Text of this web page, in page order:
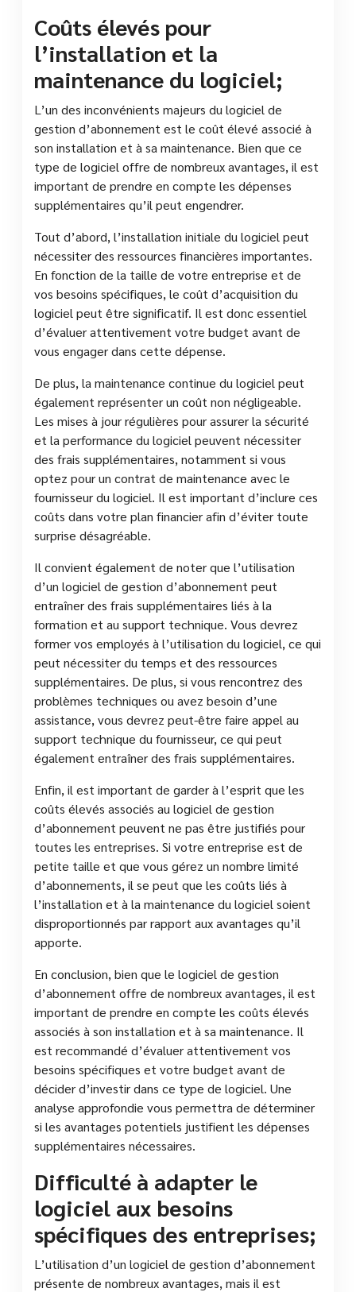
Coûts élevés pour
l’installation et la
maintenance du logiciel;
L’un des inconvénients majeurs du logiciel de
gestion d’abonnement est le coût élevé associé à
son installation et à sa maintenance. Bien que ce
type de logiciel offre de nombreux avantages, il est
important de prendre en compte les dépenses
supplémentaires qu’il peut engendrer.
Tout d’abord, l’installation initiale du logiciel peut
nécessiter des ressources financières importantes.
En fonction de la taille de votre entreprise et de
vos besoins spécifiques, le coût d’acquisition du
logiciel peut être significatif. Il est donc essentiel
d’évaluer attentivement votre budget avant de
vous engager dans cette dépense.
De plus, la maintenance continue du logiciel peut
également représenter un coût non négligeable.
Les mises à jour régulières pour assurer la sécurité
et la performance du logiciel peuvent nécessiter
des frais supplémentaires, notamment si vous
optez pour un contrat de maintenance avec le
fournisseur du logiciel. Il est important d’inclure ces
coûts dans votre plan financier afin d’éviter toute
surprise désagréable.
Il convient également de noter que l’utilisation
d’un logiciel de gestion d’abonnement peut
entraîner des frais supplémentaires liés à la
formation et au support technique. Vous devrez
former vos employés à l’utilisation du logiciel, ce qui
peut nécessiter du temps et des ressources
supplémentaires. De plus, si vous rencontrez des
problèmes techniques ou avez besoin d’une
assistance, vous devrez peut-être faire appel au
support technique du fournisseur, ce qui peut
également entraîner des frais supplémentaires.
Enfin, il est important de garder à l’esprit que les
coûts élevés associés au logiciel de gestion
d’abonnement peuvent ne pas être justifiés pour
toutes les entreprises. Si votre entreprise est de
petite taille et que vous gérez un nombre limité
d’abonnements, il se peut que les coûts liés à
l’installation et à la maintenance du logiciel soient
disproportionnés par rapport aux avantages qu’il
apporte.
En conclusion, bien que le logiciel de gestion
d’abonnement offre de nombreux avantages, il est
important de prendre en compte les coûts élevés
associés à son installation et à sa maintenance. Il
est recommandé d’évaluer attentivement vos
besoins spécifiques et votre budget avant de
décider d’investir dans ce type de logiciel. Une
analyse approfondie vous permettra de déterminer
si les avantages potentiels justifient les dépenses
supplémentaires nécessaires.
Difficulté à adapter le
logiciel aux besoins
spécifiques des entreprises;
L’utilisation d’un logiciel de gestion d’abonnement
présente de nombreux avantages, mais il est